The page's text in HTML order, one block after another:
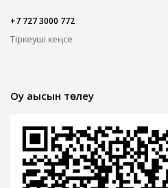
+7 727 3000 772
Тіркеуші кеңсе
Оқу ақысын төлеу